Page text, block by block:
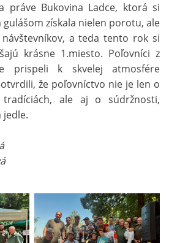
práve Bukovina Ladce, ktorá si
získala nielen porotu, ale
a teda tento rok si
krásne 1.miesto. Poľovníci z
prispeli k skvelej atmosfére
že poľovníctvo nie je len o
ale aj o súdržnosti,